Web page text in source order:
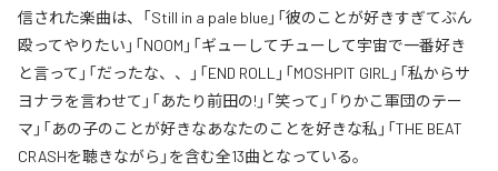
信された楽曲は、「Still in a pale blue」「彼のことが好きすぎてぶん
殴ってやりたい」「NOOM」「ギューしてチューして宇宙で一番好き
と言って」「だったな、、」「END ROLL」「MOSHPIT GIRL」「私からサ
ヨナラを言わせて」「あたり前田の!」「笑って」「りかこ軍団のテー
マ」「あの子のことが好きなあなたのことを好きな私」「THE BEAT
CRASHを聴きながら」を含む全13曲となっている。